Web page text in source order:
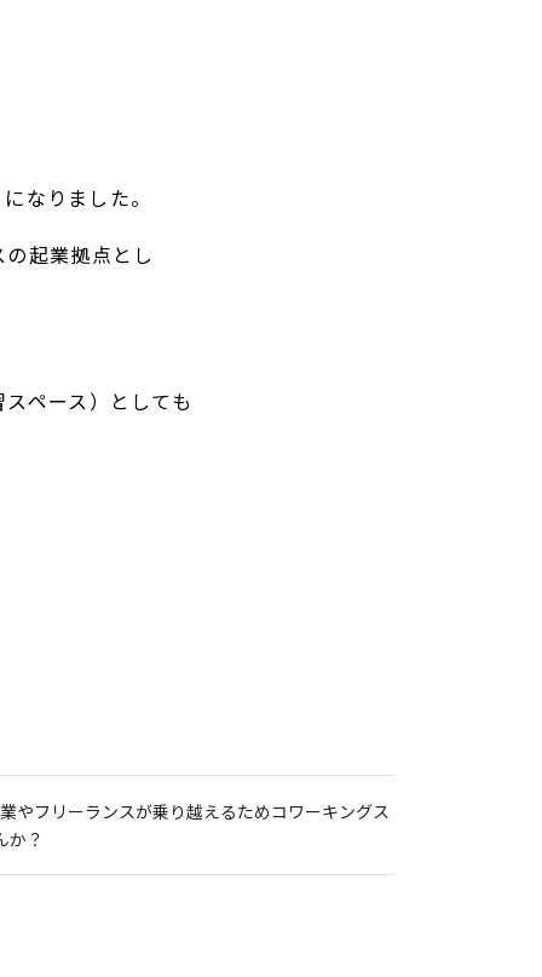
なりました。
起業拠点とし
ペース）としても
やフリーランスが乗り越えるためコワーキングス
か？